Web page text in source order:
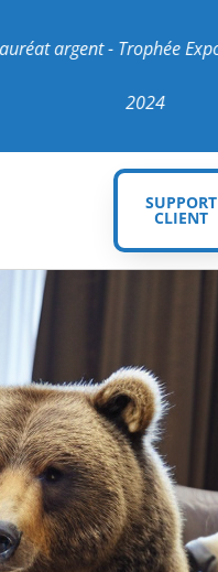
Expoprotection
SUPPORT
CLIENT